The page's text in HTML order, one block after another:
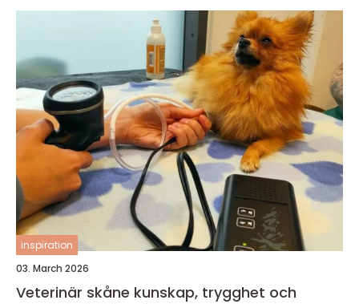
inspiration
03. March 2026
Veterinär skåne kunskap, trygghet och